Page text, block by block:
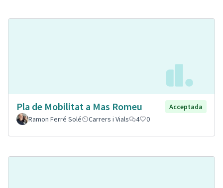
Pla de Mobilitat a Mas Romeu
Acceptada
Ramon Ferré Solé
Carrers i Vials 4 0